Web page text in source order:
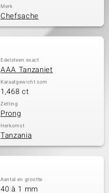
Merk
Chefsache
Edelsteen exact
AAA Tanzaniet
Karaatgewicht som
1,468 ct
Zetting
Prong
Herkomst
Tanzania
Aantal en grootte
40 à 1 mm